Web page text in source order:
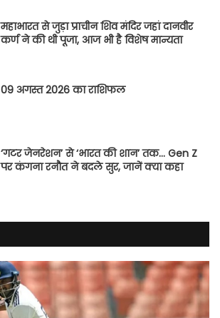
महाभारत से जुड़ा प्राचीन शिव मंदिर जहां दानवीर
कर्ण ने की थी पूजा, आज भी है विशेष मान्यता
09 अगस्त 2026 का राशिफल
‘गटर जेनरेशन’ से ‘भारत की शान’ तक… Gen Z
पर कंगना रनौत ने बदले सुर, जानें क्या कहा